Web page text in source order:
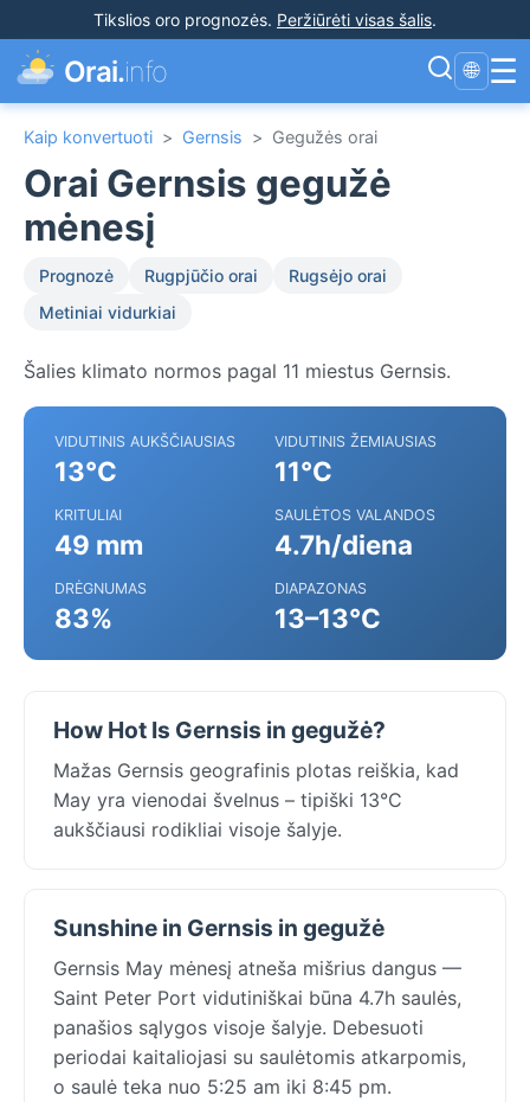
Tikslios oro prognozės. Peržiūrėti visas šalis.
Orai.info 🌐 ☰
Kaip konvertuoti > Gernsis > Gegužės orai
Orai Gernsis gegužė
mėnesį
Prognozė Rugpjūčio orai
Rugsėjo orai
Metiniai vidurkiai
Šalies klimato normos pagal 11 miestus Gernsis.
VIDUTINIS AUKŠČIAUSIAS
13°C
VIDUTINIS ŽEMIAUSIAS
11°C
KRITULIAI
49 mm
SAULĖTOS VALANDOS
4.7h/diena
DRĖGNUMAS
83%
DIAPAZONAS
13–13°C
How Hot Is Gernsis in gegužė?
Mažas Gernsis geografinis plotas reiškia, kad
May yra vienodai švelnus – tipiški 13°C
aukščiausi rodikliai visoje šalyje.
Sunshine in Gernsis in gegužė
Gernsis May mėnesį atneša mišrius dangus —
Saint Peter Port vidutiniškai būna 4.7h saulės,
panašios sąlygos visoje šalyje. Debesuoti
periodai kaitaliojasi su saulėtomis atkarpomis,
o saulė teka nuo 5:25 am iki 8:45 pm.